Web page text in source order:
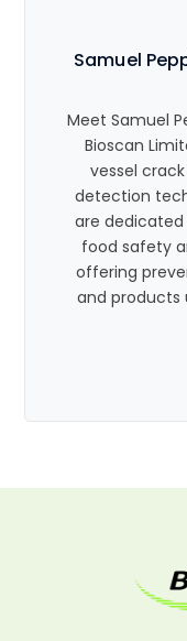
Samuel
Meet Samuel
Bioscan
vessel
detection
are
food safety
offering
and products